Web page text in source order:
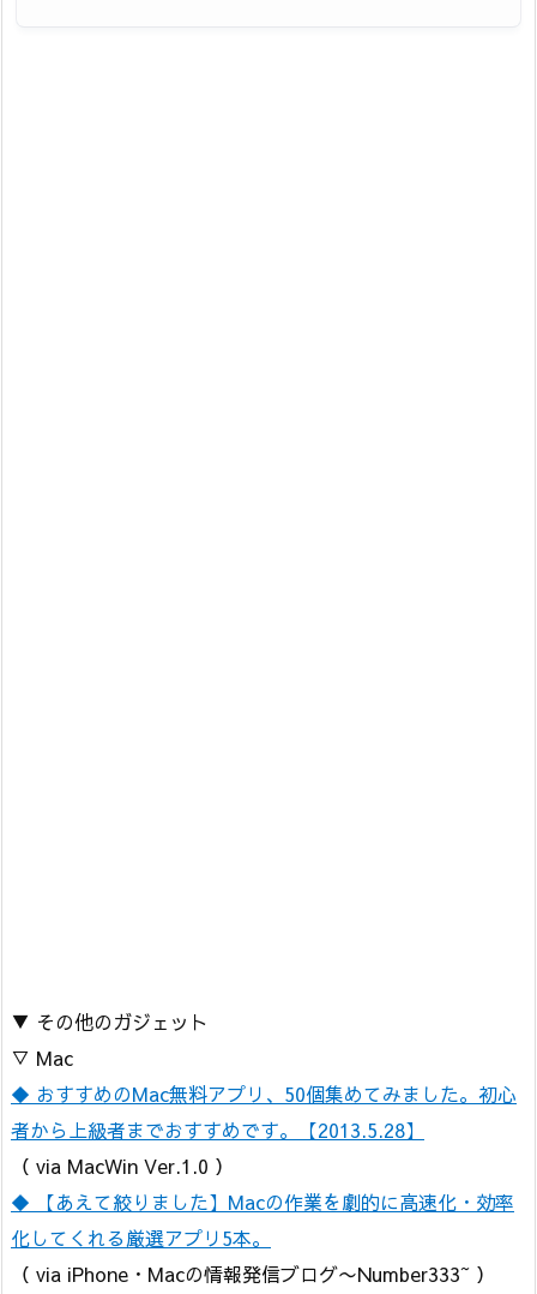
▼ その他のガジェット
▽ Mac
◆ おすすめのMac無料アプリ、50個集めてみました。初心
者から上級者までおすすめです。【2013.5.28】
（ via MacWin Ver.1.0 ）
◆ 【あえて絞りました】Macの作業を劇的に高速化・効率
化してくれる厳選アプリ5本。
（ via iPhone・Macの情報発信ブログ〜Number333~ ）